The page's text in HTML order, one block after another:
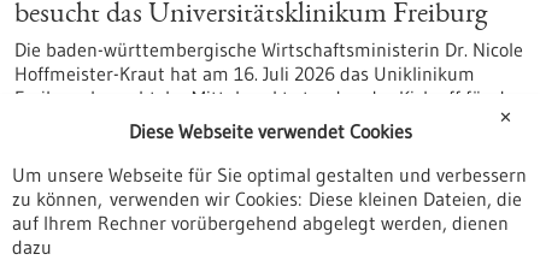
besucht das Universitätsklinikum Freiburg
Die baden-württembergische Wirtschaftsministerin Dr. Nicole
Hoffmeister-Kraut hat am 16. Juli 2026 das Uniklinikum
Freiburg besucht. Im Mittelpunkt standen der Kick-off für das
Digitale Innovationszentrum, kurz DIGIZ, und der Austausch
mit Vertretern der Freiburger Gesundheitswirtschaft. Das
Land Baden-Württemberg fördert den Aufbau einer
diagnostischen und therapeutischen Forschungs- und
Entwicklungseinheit im DIGIZ mit rund 25 Millionen Euro.
https://www.gesundheitsindustrie-
✕
Diese Webseite verwendet Cookies
Um unsere Webseite für Sie optimal gestalten und verbessern
zu können, verwenden wir Cookies: Diese kleinen Dateien, die
auf Ihrem Rechner vorübergehend abgelegt werden, dienen
dazu